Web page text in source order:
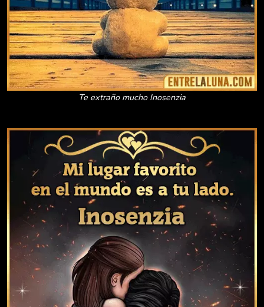
Te extraño mucho Inosenzia